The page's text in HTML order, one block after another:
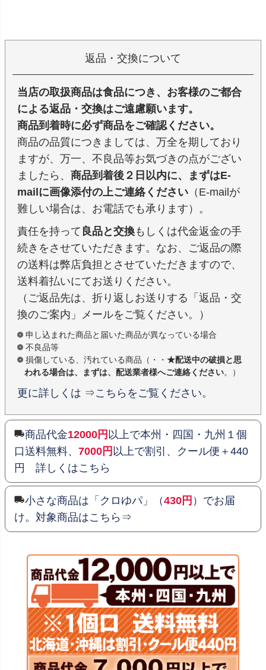
返品・交換について
当店の取扱商品は食品につき、お客様のご都合
による返品・交換はご遠慮願います。
商品到着時に必ず商品をご確認ください。
商品の品質につきましては、万全を期しており
ますが、万一、不良品等お気づきの点がござい
ましたら、 商品到着後２日以内に、まずはE-
mailに画像添付の上ご連絡ください （E-mailが
難しい場合は、お電話でも承ります）。
責任を持って 良品と交換もしくは代金返金の手
続きをさせていただきます。なお、ご返品の際
の送料は弊店負担とさせていただきますので、
送料着払いにてお送りください。
（ご返品先は、折り返しお送りする「返品・交
換のご案内」メールをご覧ください。）
申し込まれた商品と届いた商品が異なっている場合
不良品等
損傷している、汚れている商品（・・ ★配送中の破損と思
われる場合は、まずは、配送業者様へご連絡ください。）
更に詳しくは ⇒こちらをご覧ください。
商品代金12000円 以上で本州・四国・九州１個
口送料無料、 7000円 以上で割引、クール便＋440
円 詳しくはこちら
小さな商品は「クロゆパ」（430円 ）でお届
け。対象商品はこちら⇒